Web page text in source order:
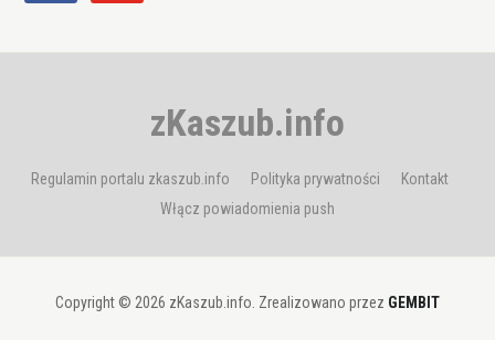
zKaszub.info
Regulamin portalu zkaszub.info Polityka prywatności
Kontakt
Włącz powiadomienia push
Copyright © 2026 zKaszub.info. Zrealizowano przez GEMBIT